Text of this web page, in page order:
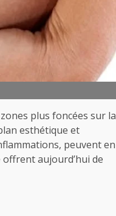
plus foncées sur la
esthétique et
peuvent en
aujourd’hui de